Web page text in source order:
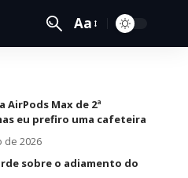
Aa
AirPods Max de 2ª
eu prefiro uma cafeteira
de 2026
sobre o adiamento do